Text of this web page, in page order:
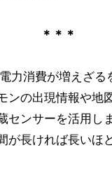
＊＊＊
力消費が増えざ
ンの出現情報や地
センサーを活用し
が長ければ長いほ